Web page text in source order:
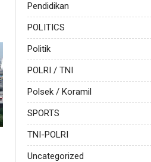
Pendidikan
POLITICS
Politik
POLRI / TNI
Polsek / Koramil
SPORTS
TNI-POLRI
Uncategorized